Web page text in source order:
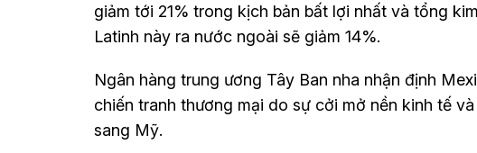
giảm tới 21% trong kịch bản bất lợi nhất và tổng
Latinh này ra nước ngoài sẽ giảm 14%.
Ngân hàng trung ương Tây Ban nha nhận định
chiến tranh thương mại do sự cởi mở nền kinh tế
sang Mỹ.